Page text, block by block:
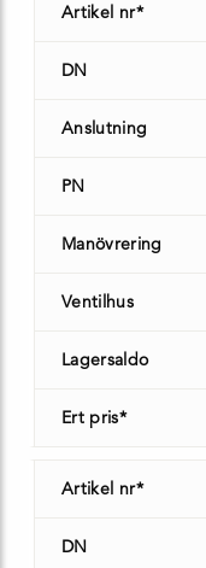
Artikel nr*
DN
Anslutning
PN
Manövrering
Ventilhus
Lagersaldo
Ert pris*
Artikel nr*
DN